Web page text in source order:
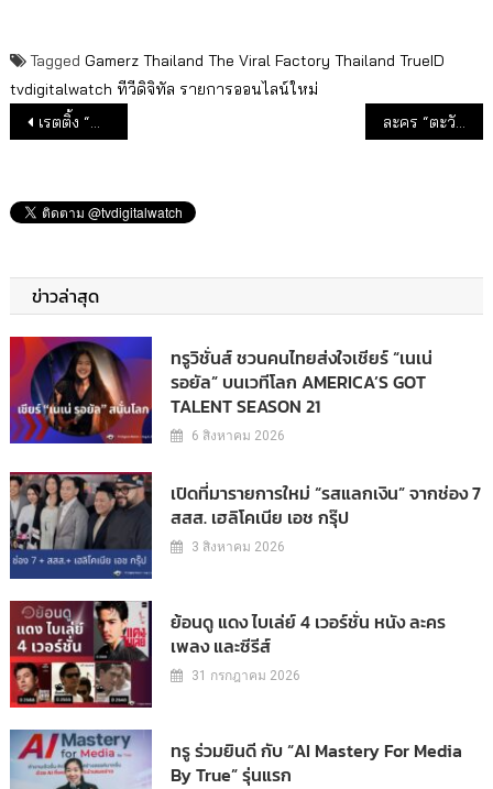
Tagged Gamerz Thailand The Viral Factory Thailand TrueID
tvdigitalwatch ทีวีดิจิทัล รายการออนไลน์ใหม่
แนะแนวเรื่อง
เรตติ้ง “ทุบโต๊ะข่าว” VS “ไทยรัฐนิวส์โชว์” ละคร “ตะวันอาบดาว” ช่อง 7 เรตติ้งพุ่ง 7.841
ข่าวล่าสุด
ทรูวิชั่นส์ ชวนคนไทยส่งใจเชียร์ “เนเน่
รอยัล” บนเวทีโลก AMERICA’S GOT
TALENT SEASON 21
6 สิงหาคม 2026
เปิดที่มารายการใหม่ “รสแลกเงิน” จากช่อง 7
สสส. เฮลิโคเนีย เอช กรุ๊ป
3 สิงหาคม 2026
ย้อนดู แดง ไบเล่ย์ 4 เวอร์ชั่น หนัง ละคร
เพลง และซีรีส์
31 กรกฎาคม 2026
ทรู ร่วมยินดี กับ “AI Mastery For Media
By True” รุ่นแรก